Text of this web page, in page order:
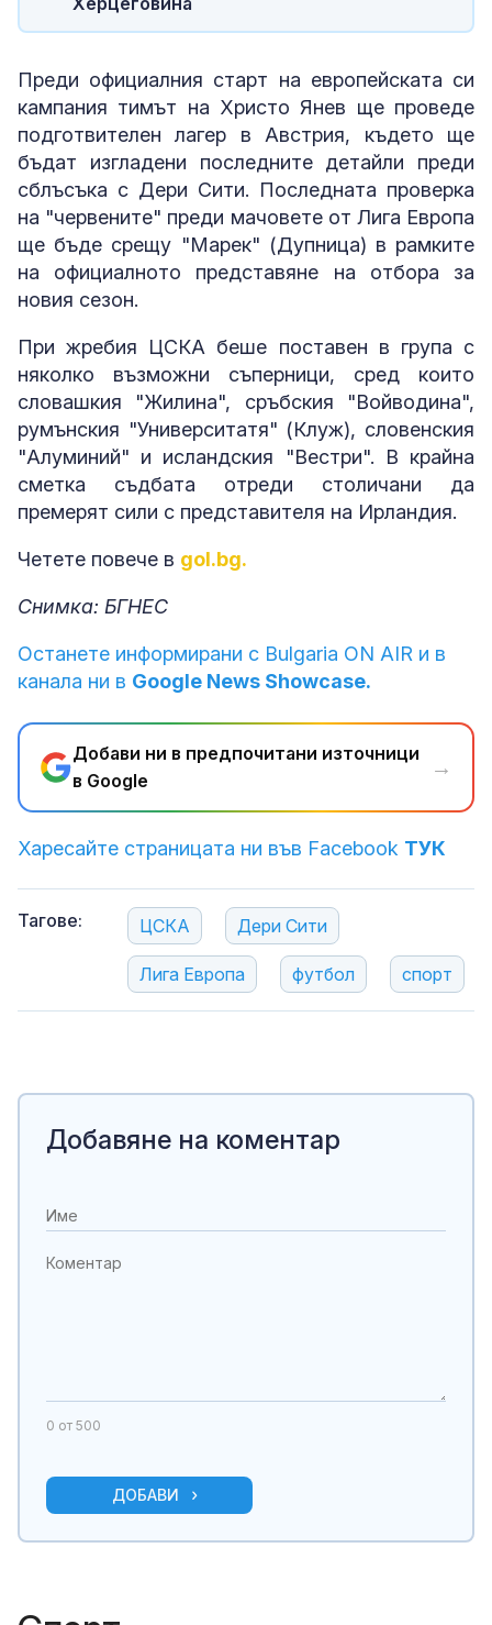
Преди официалния старт на европейската си
кампания тимът на Христо Янев ще проведе
подготвителен лагер в Австрия, където ще
бъдат изгладени последните детайли преди
сблъсъка с Дери Сити. Последната проверка
на "червените" преди мачовете от Лига Европа
ще бъде срещу "Марек" (Дупница) в рамките
на официалното представяне на отбора за
новия сезон.
При жребия ЦСКА беше поставен в група с
няколко възможни съперници, сред които
словашкия "Жилина", сръбския "Войводина",
румънския "Университатя" (Клуж), словенския
"Алуминий" и исландския "Вестри". В крайна
сметка съдбата отреди столичани да
премерят сили с представителя на Ирландия.
Четете повече в gol.bg.
Снимка: БГНЕС
Останете информирани с Bulgaria ON AIR и в
канала ни в Google News Showcase.
Добави ни в предпочитани източници
в Google
→
Харесайте страницата ни във Facebook ТУК
Тагове: ЦСКА Дери Сити
Лига Европа футбол спорт
Добавяне на коментар
0 от 500
ДОБАВИ